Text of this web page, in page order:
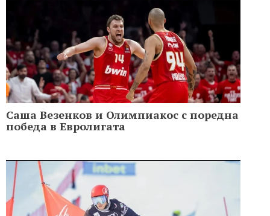
Саша Везенков и Олимпиакос с поредна
победа в Евролигата